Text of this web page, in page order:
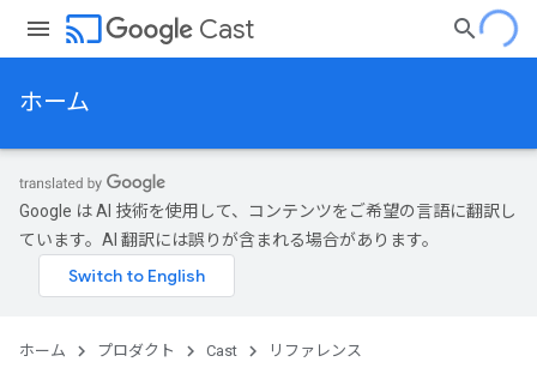
cast Cast
ホーム
Google は AI 技術を使用して、コンテンツをご希望の言語に翻訳し
ています。AI 翻訳には誤りが含まれる場合があります。
ホーム プロダクト Cast リファレンス